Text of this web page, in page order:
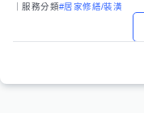
｜服務分類#居家修繕/裝潢